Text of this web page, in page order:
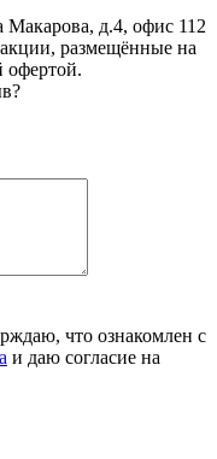
Макарова, д.4, офис 112
размещённые на
офертой.
что ознакомлен с
и даю согласие на